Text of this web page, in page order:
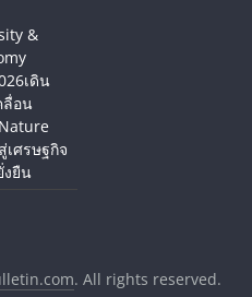
&
เดิน
ลื่อน
เศรษฐกิจ
งยืน
. All rights reserved.